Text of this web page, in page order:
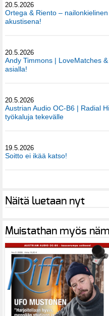
20.5.2026
Ortega & Riento –
akustisena!
20.5.2026
Andy Timmons | LoveMatches
asialla!
20.5.2026
Austrian Audio OC-B6 | Radial
työkaluja tekevälle
19.5.2026
Soitto ei ikää katso!
Näitä luetaan nyt
Muistathan myös